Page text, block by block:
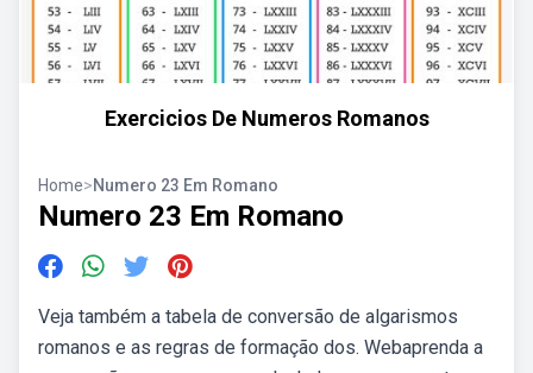
Exercicios De Numeros Romanos
Home>Numero 23 Em Romano
Numero 23 Em Romano
Veja também a tabela de conversão de algarismos
romanos e as regras de formação dos. Webaprenda a